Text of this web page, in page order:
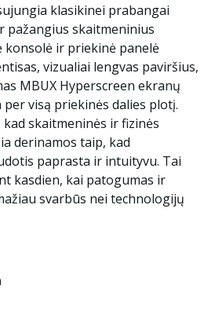
klasikinei prabangai
pažangius skaitmeninius
konsolė ir priekinė panelė
vizualiai lengvas paviršius,
MBUX Hyperscreen ekranų
visą priekinės dalies plotį.
skaitmeninės ir fizinės
derinamos taip, kad
paprasta ir intuityvu. Tai
kasdien, kai patogumas ir
svarbūs nei technologijų